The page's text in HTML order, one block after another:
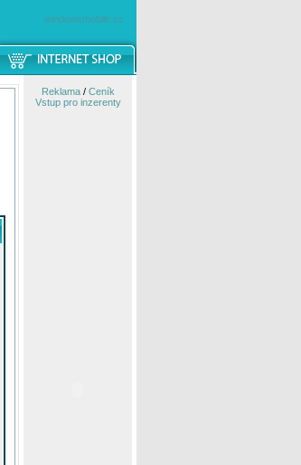
windowsmobile.cz
Reklama/ Ceník
Vstup pro inzerenty